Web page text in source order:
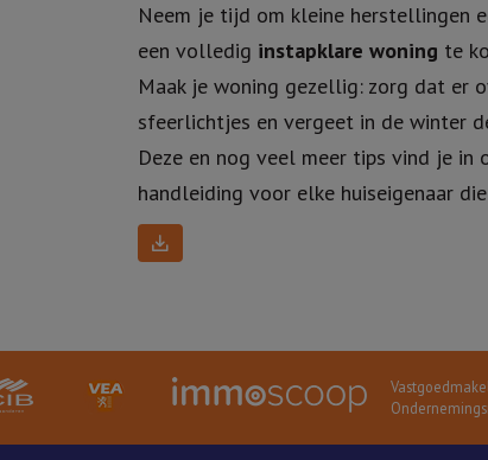
Neem je tijd om kleine herstellingen
een volledig instapklare woning te
Maak je woning gezellig: zorg dat er
sfeerlichtjes en vergeet in de winter
Deze en nog veel meer tips vind je in
handleiding voor elke huiseigenaar